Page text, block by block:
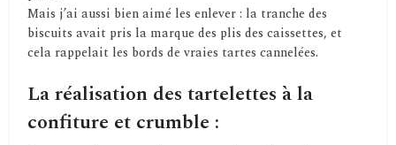
Mais j’ai aussi bien aimé les enlever : la tranche des
biscuits avait pris la marque des plis des caissettes, et
cela rappelait les bords de vraies tartes cannelées.
La réalisation des tartelettes à la
confiture et crumble :